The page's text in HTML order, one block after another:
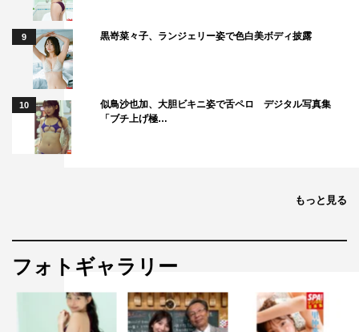
9 黒嵜菜々子、ランジェリー姿で色白美ボディ披露
10
似鳥沙也加、大胆ビキニ姿で舌ペロ デジタル写真集
「ブチ上げ極…
もっと見る
フォトギャラリー